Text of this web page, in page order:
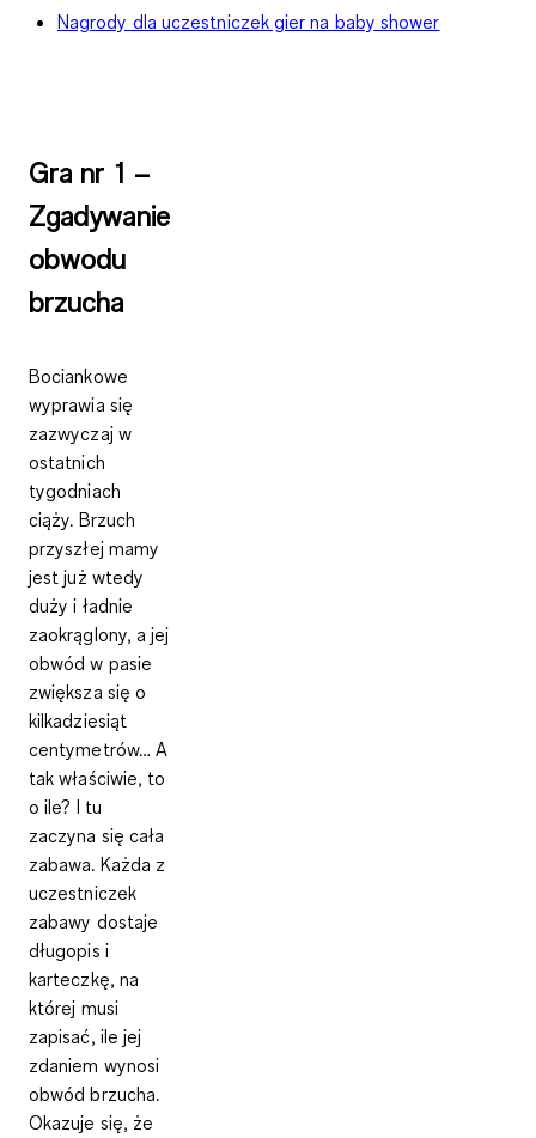
Nagrody dla uczestniczek gier na baby shower
Gra nr 1 –
Zgadywanie
obwodu
brzucha
Bociankowe
wyprawia się
zazwyczaj w
ostatnich
tygodniach
ciąży. Brzuch
przyszłej mamy
jest już wtedy
duży i ładnie
zaokrąglony, a jej
obwód w pasie
zwiększa się o
kilkadziesiąt
centymetrów… A
tak właściwie, to
o ile? I tu
zaczyna się cała
zabawa. Każda z
uczestniczek
zabawy dostaje
długopis i
karteczkę, na
której musi
zapisać, ile jej
zdaniem wynosi
obwód brzucha.
Okazuje się, że